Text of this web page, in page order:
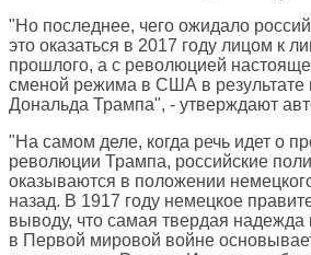
"Но последнее, чего ожидало
это оказаться в 2017 году лицом к
прошлого, а с революцией
сменой режима в США в
Дональда Трампа", - утверждают
"На самом деле, когда речь идет о
революции Трампа, российские
оказываются в положении
назад. В 1917 году немецкое
выводу, что самая твердая
в Первой мировой войне